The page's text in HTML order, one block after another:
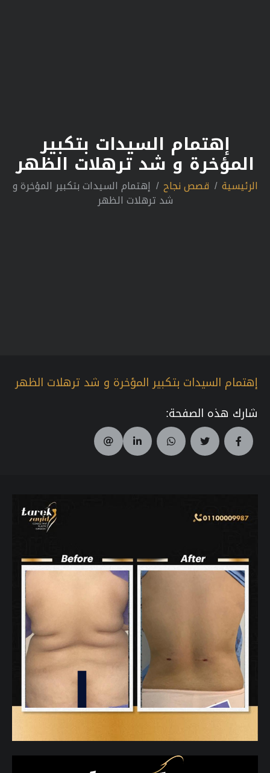
إهتمام السيدات بتكبير
المؤخرة و شد ترهلات الظهر
الرئيسية قصص نجاح إهتمام السيدات بتكبير المؤخرة و
شد ترهلات الظهر
إهتمام السيدات بتكبير المؤخرة و شد ترهلات الظهر
شارك هذه الصفحة: